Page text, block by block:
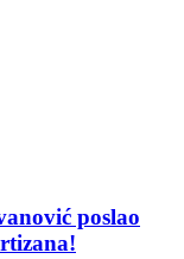
poslao